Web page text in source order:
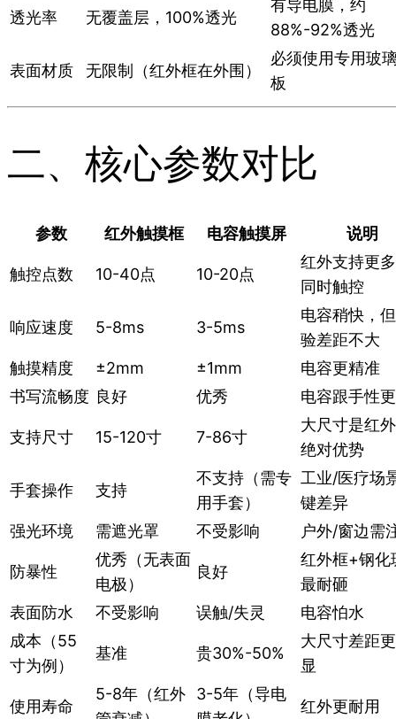
透光率 无覆盖层，100%透光
有导电膜，约
88%-92%透光
表面材质 无限制（红外框在外围）
必须使用专用玻
板
二、核心参数对比
参数 红外触摸框 电容触摸屏 说明
触控点数 10-40点 10-20点
红外支持更
同时触控
响应速度 5-8ms 3-5ms
电容稍快，
验差距不大
触摸精度
±2mm ±1mm
电容更精准
书写流畅度 良好 优秀 电容跟手性
支持尺寸 15-120寸 7-86寸
大尺寸是红
绝对优势
手套操作 支持
不支持（需专
用手套）
工业/医疗场
键差异
强光环境
需遮光罩 不受影响 户外/窗边需
防暴性
优秀（无表面
电极）
良好
红外框+钢化
最耐砸
表面防水
不受影响 误触/失灵
电容怕水
成本（55
寸为例）
基准 贵30%-50%
大尺寸差距
显
使用寿命
5-8年（红外
3-5年（导电
红外更耐用